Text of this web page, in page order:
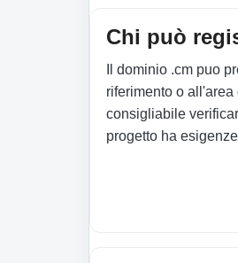
Chi può
Il dominio .cm puo
riferimento o
consigliabile
progetto ha